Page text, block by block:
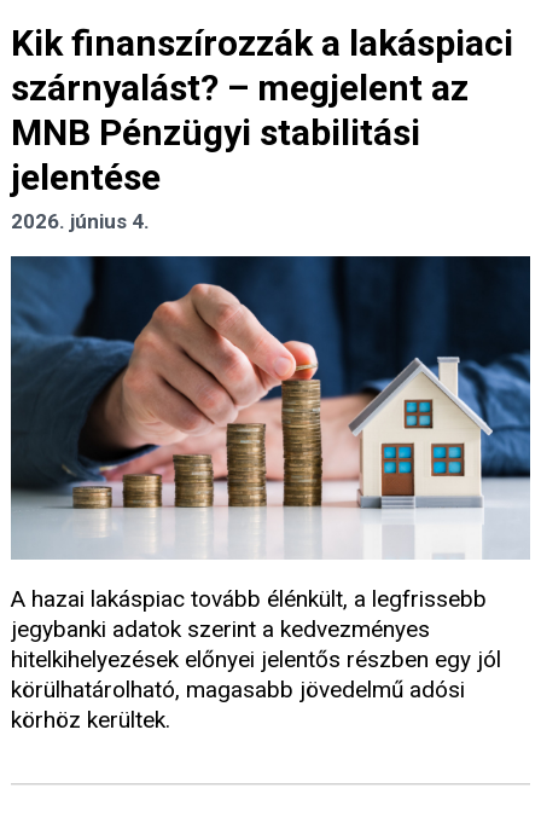
Kik finanszírozzák a lakáspiaci
szárnyalást? – megjelent az
MNB Pénzügyi stabilitási
jelentése
2026. június 4.
A hazai lakáspiac tovább élénkült, a legfrissebb
jegybanki adatok szerint a kedvezményes
hitelkihelyezések előnyei jelentős részben egy jól
körülhatárolható, magasabb jövedelmű adósi
körhöz kerültek.